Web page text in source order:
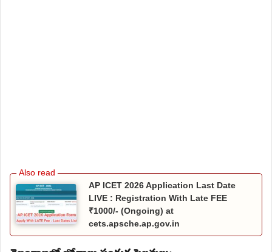
AP ICET 2026 Application Last Date
LIVE : Registration With Late FEE
₹1000/- (Ongoing) at
cets.apsche.ap.gov.in